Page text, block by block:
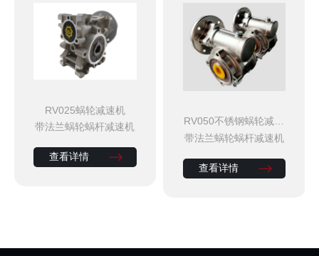
RV025蜗轮减速机
带法兰蜗轮蜗杆减速机
查看详情
RV050不锈钢蜗轮减速
机
带法兰蜗轮蜗杆减速机
查看详情